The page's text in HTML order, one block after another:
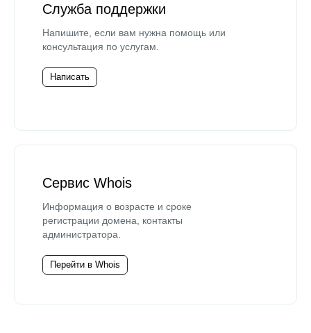
Служба поддержки
Напишите, если вам нужна помощь или
консультация по услугам.
Написать
Сервис Whois
Информация о возрасте и сроке
регистрации домена, контакты
администратора.
Перейти в Whois